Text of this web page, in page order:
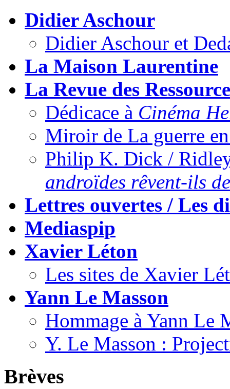
Didier Aschour
Didier Aschour et
La Maison Laurentine
La Revue des
Dédicace à Cinéma
Miroir de La guerre
Philip K. Dick /
androïdes rêvent-ils
Lettres ouvertes / Les
Mediaspip
Xavier Léton
Les sites de Xavier
Yann Le Masson
Hommage à Yann Le
Y. Le Masson :
Brèves